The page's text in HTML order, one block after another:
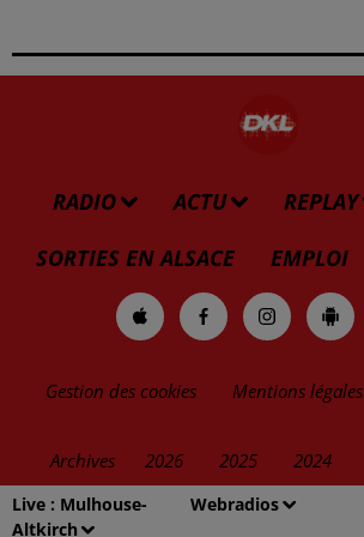
Live : Mulhouse-
Altkirch
Webradios
RADIO ACTU REPLAY
SORTIES EN ALSACE
EMPLOI
Gestion des cookies Mentions légales
Archives 2026 2025 2024